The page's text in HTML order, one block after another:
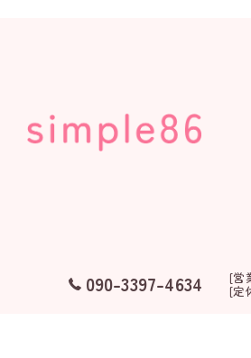
090-3397-4634 [営
[定